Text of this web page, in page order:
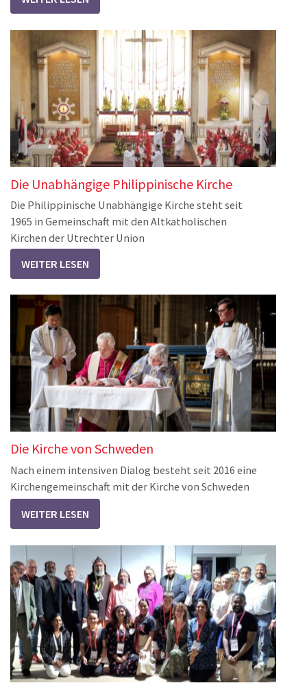
Die Unabhängige Philippinische Kirche
Die Philippinische Unabhängige Kirche steht seit
1965 in Gemeinschaft mit den Altkatholischen
Kirchen der Utrechter Union
WEITER LESEN
Die Kirche von Schweden
Nach einem intensiven Dialog besteht seit 2016 eine
Kirchengemeinschaft mit der Kirche von Schweden
WEITER LESEN